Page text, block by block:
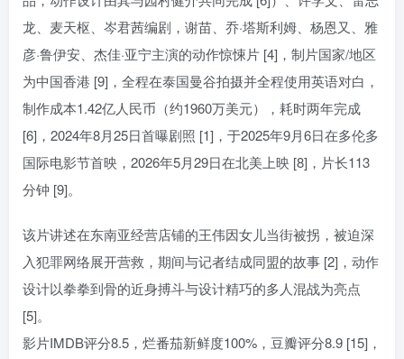
龙、麦天枢、岑君茜编剧，谢苗、乔·塔斯利姆、杨恩又、雅
彦·鲁伊安、杰佳·亚宁主演的动作惊悚片 [4]，制片国家/地区
为中国香港 [9]，全程在泰国曼谷拍摄并全程使用英语对白，
制作成本1.42亿人民币（约1960万美元），耗时两年完成
[6]，2024年8月25日首曝剧照 [1]，于2025年9月6日在多伦多
国际电影节首映，2026年5月29日在北美上映 [8]，片长113
分钟 [9]。
该片讲述在东南亚经营店铺的王伟因女儿当街被拐，被迫深
入犯罪网络展开营救，期间与记者结成同盟的故事 [2]，动作
设计以拳拳到骨的近身搏斗与设计精巧的多人混战为亮点
[5]。
影片IMDB评分8.5，烂番茄新鲜度100%，豆瓣评分8.9 [15]，